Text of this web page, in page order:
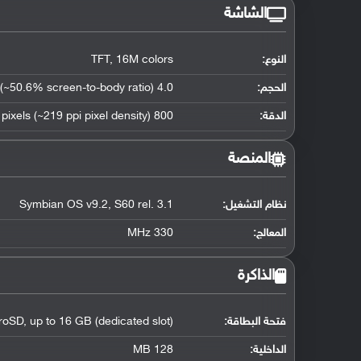
الشاشة
النوع: TFT, 16M colors
الحجم: 4.0 inches (~50.6% screen-to-body ratio)
الدقة: 800 x 352 pixels (~219 ppi pixel density)
المنصة
نظام التشغيل:
Symbian OS v9.2, S60 rel. 3.1
المعالج:
330 MHz
الذاكرة
فتحة البطاقة: up to 16 GB (dedicated slot)
الداخلية: 128 MB